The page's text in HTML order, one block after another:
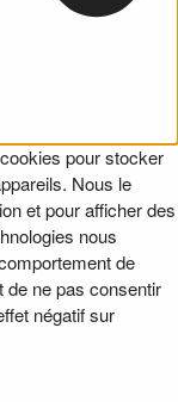
pour stocker
Nous le
et pour afficher des
nous
de
de ne pas consentir
négatif sur